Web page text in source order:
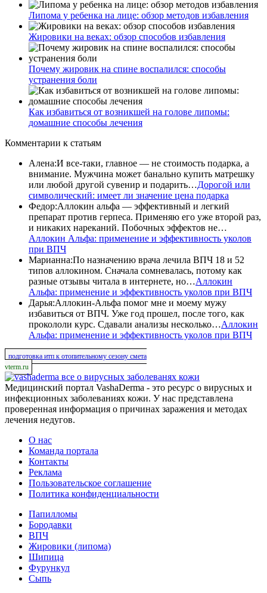
Липома у ребенка на лице: обзор методов избавления
Жировики на веках: обзор способов избавления
Почему жировик на спине воспалился: способы
устранения боли
Как избавиться от возникшей на голове липомы:
домашние способы лечения
Комментарии к статьям
Алена:И все-таки, главное — не стоимость подарка, а
внимание. Мужчина может банально купить матрешку
или любой другой сувенир и подарить…Дорогой или
символический: имеет ли значение цена подарка
Федор:Аллокин альфа — эффективный и легкий
препарат против герпеса. Применяю его уже второй раз,
и никаких нареканий. Побочных эффектов не…
Аллокин Альфа: применение и эффективность уколов
при ВПЧ
Марианна:По назначению врача лечила ВПЧ 18 и 52
типов аллокином. Сначала сомневалась, потому как
разные отзывы читала в интернете, но…Аллокин
Альфа: применение и эффективность уколов при ВПЧ
Дарья:Аллокин-Альфа помог мне и моему мужу
избавиться от ВПЧ. Уже год прошел, после того, как
прокололи курс. Сдавали анализы несколько…Аллокин
Альфа: применение и эффективность уколов при ВПЧ
подготовка итп к отопительному сезону смета
vterm.ru
все о вирусных заболеванях кожи
Медицинский портал VashaDerma - это ресурс о вирусных и
инфекционных заболеваниях кожи. У нас представлена
проверенная информация о причинах заражения и методах
лечения недугов.
О нас
Команда портала
Контакты
Реклама
Пользовательское соглашение
Политика конфиденциальности
Папилломы
Бородавки
ВПЧ
Жировики (липома)
Шипица
Фурункул
Сыпь